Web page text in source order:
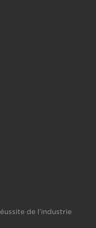
de l’industrie